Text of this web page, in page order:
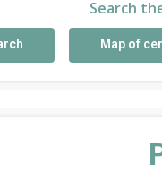
Search
Map of